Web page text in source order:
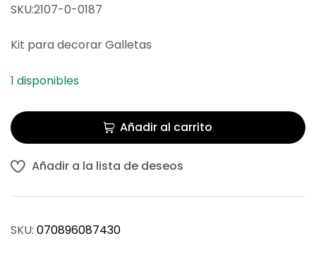
SKU:2107-0-0187
Kit para decorar Galletas
1 disponibles
Añadir al carrito
Añadir a la lista de deseos
SKU: 070896087430